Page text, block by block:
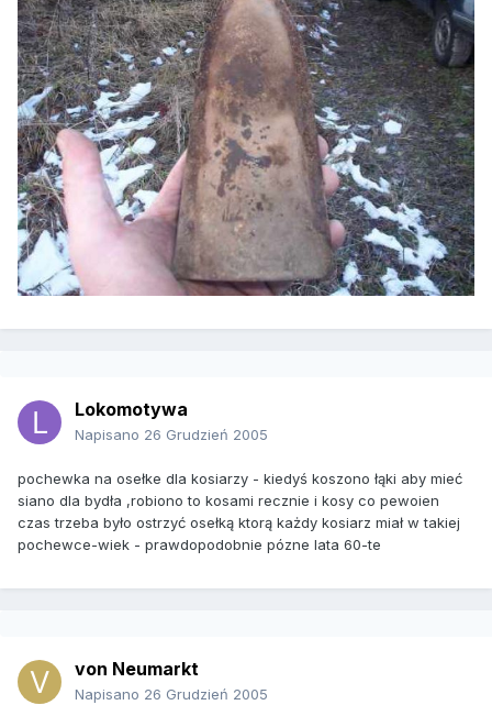
Lokomotywa
Napisano 26 Grudzień 2005
pochewka na osełke dla kosiarzy - kiedyś koszono łąki aby mieć
siano dla bydła ,robiono to kosami recznie i kosy co pewoien
czas trzeba było ostrzyć osełką ktorą każdy kosiarz miał w takiej
pochewce-wiek - prawdopodobnie pózne lata 60-te
von Neumarkt
Napisano 26 Grudzień 2005